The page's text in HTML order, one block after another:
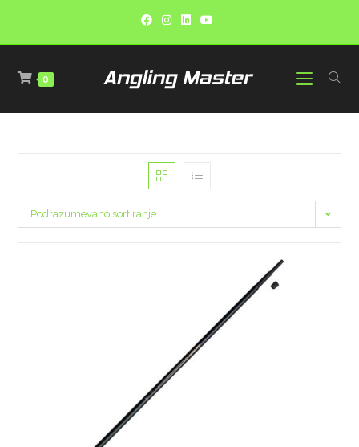
0
Podrazumevano sortiranje